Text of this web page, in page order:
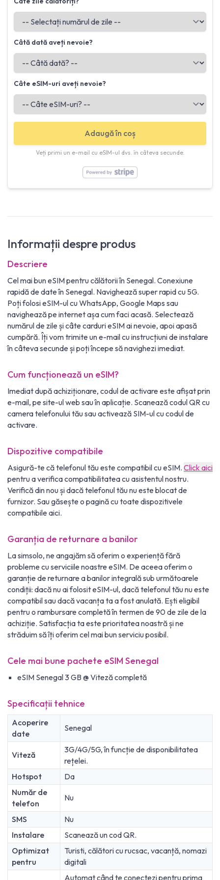
Câtă dată aveți nevoie?
Câte eSIM-uri aveți nevoie?
Adaugă în coș
Veți primi un e-mail cu eSIM-ul dvs. în câteva secunde.
Informații despre produs
Descriere
Cel mai bun eSIM pentru călătorii în Senegal. Conexiune
rapidă de date în Senegal. Navighează super rapid cu 5G.
Poți folosi eSIM-ul cu WhatsApp, Google Maps sau
navighează pe internet așa cum faci acasă. Selectează
numărul de zile și câte carduri eSIM ai nevoie, apoi apasă
cumpără. Îți vom trimite un e-mail cu instrucțiuni de instalare
în câteva secunde și poți începe să navighezi imediat.
Cum funcționează un eSIM?
Imediat după achiziționare, codul de activare este afișat prin
e-mail, pe site-ul web sau în aplicație. Scanează codul QR cu
camera telefonului tău sau activează SIM-ul cu codul de
activare.
Dispozitive compatibile
Asigură-te că telefonul tău este compatibil cu eSIM. Click aici
pentru a verifica compatibilitatea cu asistentul nostru.
Verifică din nou și dacă telefonul tău nu este blocat de
furnizor. Sau găsește o pagină cu toate dispozitivele
compatibile aici.
Garanția de returnare a banilor
La simsolo, ne angajăm să oferim o experiență fără
probleme cu serviciile noastre eSIM. De aceea oferim o
garanție de returnare a banilor integrală sub următoarele
condiții: dacă nu ai folosit eSIM-ul, dacă telefonul tău nu este
compatibil sau dacă vacanța ta a fost anulată. Ești eligibil
pentru o rambursare completă în termen de 90 de zile de la
achiziție. Satisfacția ta este prioritatea noastră și ne
străduim să îți oferim cel mai bun serviciu posibil.
Cele mai bune pachete eSIM Senegal
eSIM Senegal 3 GB @ Viteză completă
Specificații tehnice
Acoperire
date
Senegal
Viteză
3G/4G/5G, în funcție de disponibilitatea
rețelei.
Hotspot
Da
Număr de
telefon
Nu
SMS
Nu
Instalare
Scanează un cod QR.
Optimizat
pentru
Turisti, călători cu rucsac, vacanță, nomazi
digitali
Automat când te conectezi pentru prima